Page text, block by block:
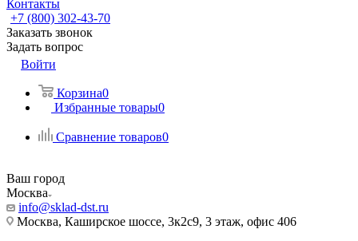
Контакты
+7 (800) 302-43-70
Заказать звонок
Задать вопрос
Войти
Корзина0
Избранные товары0
Сравнение товаров0
Ваш город
Москва
info@sklad-dst.ru
Москва, Каширское шоссе, 3к2с9, 3 этаж, офис 406